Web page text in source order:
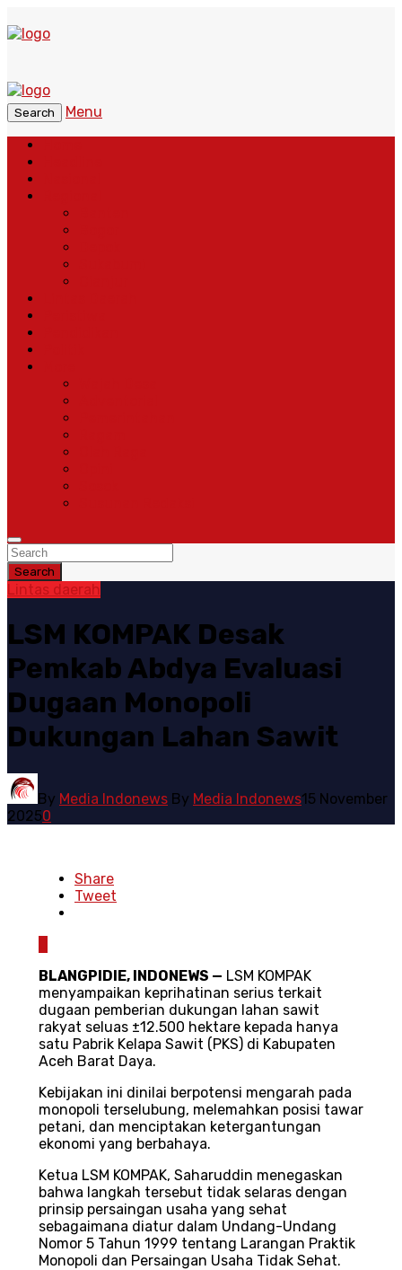
Search
Menu
Search
Lintas daerah
LSM KOMPAK Desak
Pemkab Abdya Evaluasi
Dugaan Monopoli
Dukungan Lahan Sawit
By Media Indonews By Media Indonews15 November
20250
Share
Tweet
BLANGPIDIE, INDONEWS — LSM KOMPAK
menyampaikan keprihatinan serius terkait
dugaan pemberian dukungan lahan sawit
rakyat seluas ±12.500 hektare kepada hanya
satu Pabrik Kelapa Sawit (PKS) di Kabupaten
Aceh Barat Daya.
Kebijakan ini dinilai berpotensi mengarah pada
monopoli terselubung, melemahkan posisi tawar
petani, dan menciptakan ketergantungan
ekonomi yang berbahaya.
Ketua LSM KOMPAK, Saharuddin menegaskan
bahwa langkah tersebut tidak selaras dengan
prinsip persaingan usaha yang sehat
sebagaimana diatur dalam Undang-Undang
Nomor 5 Tahun 1999 tentang Larangan Praktik
Monopoli dan Persaingan Usaha Tidak Sehat.